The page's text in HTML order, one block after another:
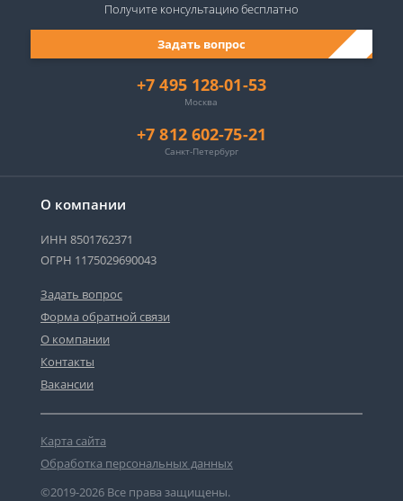
О компании
ИНН 8501762371
ОГРН 1175029690043
Задать вопрос
Форма обратной связи
О компании
Контакты
Вакансии
©2019-2026 Все права защищены.
Карта сайта
Обработка персональных данных
+7 495 128-01-53
Москва
+7 812 602-75-21
Санкт-Петербург
Задать вопрос
Получите консультациюбесплатно